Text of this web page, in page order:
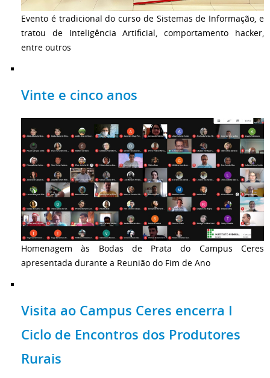
Evento é tradicional do curso de Sistemas de Informação, e
tratou de Inteligência Artificial, comportamento hacker,
entre outros
Vinte e cinco anos
Homenagem às Bodas de Prata do Campus Ceres
apresentada durante a Reunião do Fim de Ano
Visita ao Campus Ceres encerra I
Ciclo de Encontros dos Produtores
Rurais